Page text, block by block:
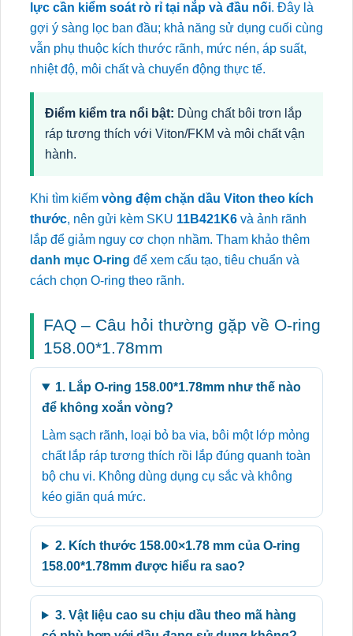
lực cần kiểm soát rò rỉ tại nắp và đầu nối. Đây là
gợi ý sàng lọc ban đầu; khả năng sử dụng cuối cùng
vẫn phụ thuộc kích thước rãnh, mức nén, áp suất,
nhiệt độ, môi chất và chuyển động thực tế.
Điểm kiểm tra nổi bật: Dùng chất bôi trơn lắp
ráp tương thích với Viton/FKM và môi chất vận
hành.
Khi tìm kiếm vòng đệm chặn dầu Viton theo kích
thước, nên gửi kèm SKU 11B421K6 và ảnh rãnh
lắp để giảm nguy cơ chọn nhầm. Tham khảo thêm
danh mục O-ring để xem cấu tạo, tiêu chuẩn và
cách chọn O-ring theo rãnh.
FAQ – Câu hỏi thường gặp về O-ring
158.00*1.78mm
1. Lắp O-ring 158.00*1.78mm như thế nào
để không xoắn vòng?
Làm sạch rãnh, loại bỏ ba via, bôi một lớp mỏng
chất lắp ráp tương thích rồi lắp đúng quanh toàn
bộ chu vi. Không dùng dụng cụ sắc và không
kéo giãn quá mức.
2. Kích thước 158.00×1.78 mm của O-ring
158.00*1.78mm được hiểu ra sao?
3. Vật liệu cao su chịu dầu theo mã hàng